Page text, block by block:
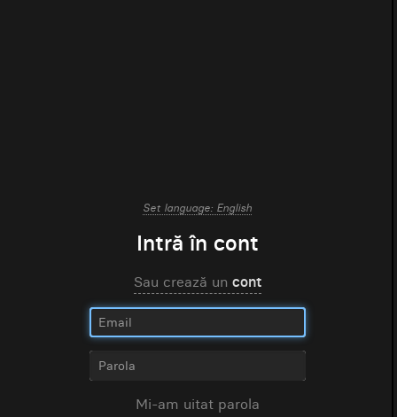
Set language: English
Intră în cont
Sau crează un cont
Mi-am uitat parola